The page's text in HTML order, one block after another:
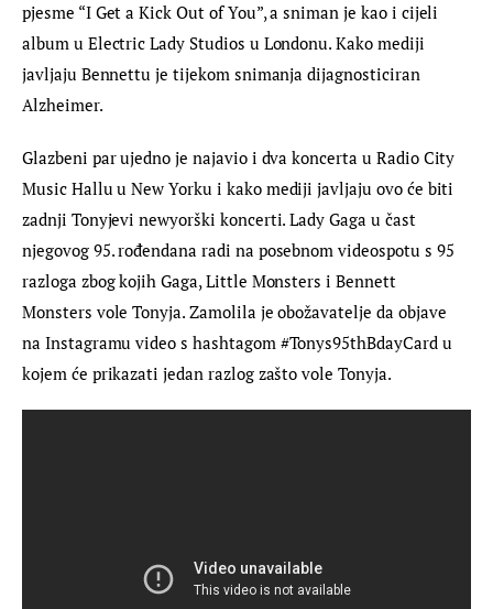
pjesme “I Get a Kick Out of You”, a sniman je kao i cijeli
album u Electric Lady Studios u Londonu. Kako mediji
javljaju Bennettu je tijekom snimanja dijagnosticiran
Alzheimer.
Glazbeni par ujedno je najavio i dva koncerta u Radio City
Music Hallu u New Yorku i kako mediji javljaju ovo će biti
zadnji Tonyjevi newyorški koncerti. Lady Gaga u čast
njegovog 95. rođendana radi na posebnom videospotu s 95
razloga zbog kojih Gaga, Little Monsters i Bennett
Monsters vole Tonyja. Zamolila je obožavatelje da objave
na Instagramu video s hashtagom #Tonys95thBdayCard u
kojem će prikazati jedan razlog zašto vole Tonyja.